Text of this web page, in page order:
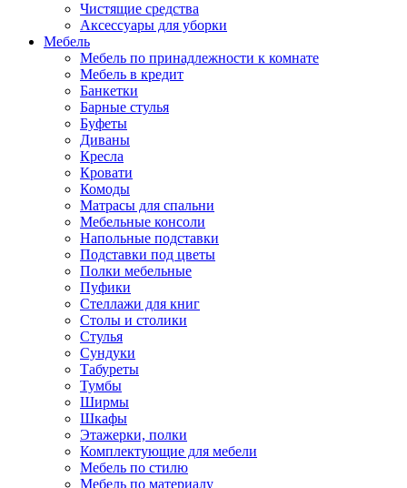
Чистящие средства
Аксессуары для уборки
Мебель
Мебель по принадлежности к комнате
Мебель в кредит
Банкетки
Барные стулья
Буфеты
Диваны
Кресла
Кровати
Комоды
Матрасы для спальни
Мебельные консоли
Напольные подставки
Подставки под цветы
Полки мебельные
Пуфики
Стеллажи для книг
Столы и столики
Стулья
Сундуки
Табуреты
Тумбы
Ширмы
Шкафы
Этажерки, полки
Комплектующие для мебели
Мебель по стилю
Мебель по материалу